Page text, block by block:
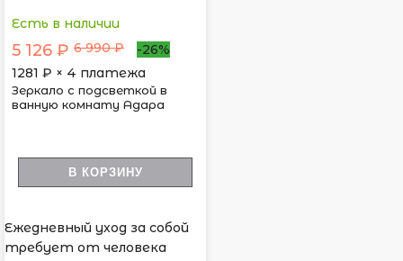
Есть в наличии
5 126 ₽ 6 990 ₽
-26%
1281 ₽ × 4 платежа
Зеркало с подсветкой в
ванную комнату Адара
В КОРЗИНУ
Ежедневный уход за собой
требует от человека